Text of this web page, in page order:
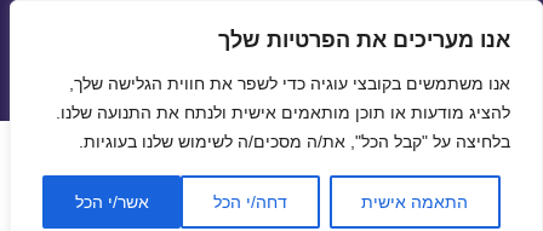
אנו מעריכים את הפרטיות שלך
אנו משתמשים בקובצי עוגיה כדי לשפר את חווית הגלישה שלך,
להציג מודעות או תוכן מותאמים אישית ולנתח את התנועה שלנו.
בלחיצה על "קבל הכל", את/ה מסכים/ה לשימוש שלנו בעוגיות.
התאמה אישית דחה/י הכל אשר/י הכל
תפריטים
ווידג'טים